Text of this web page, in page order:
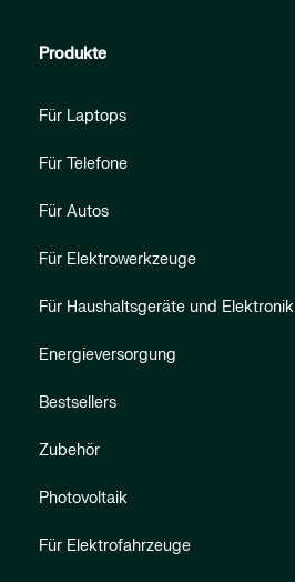
Produkte
Für Laptops
Für Telefone
Für Autos
Für Elektrowerkzeuge
Für Haushaltsgeräte und Elektronik
Energieversorgung
Bestsellers
Zubehör
Photovoltaik
Für Elektrofahrzeuge